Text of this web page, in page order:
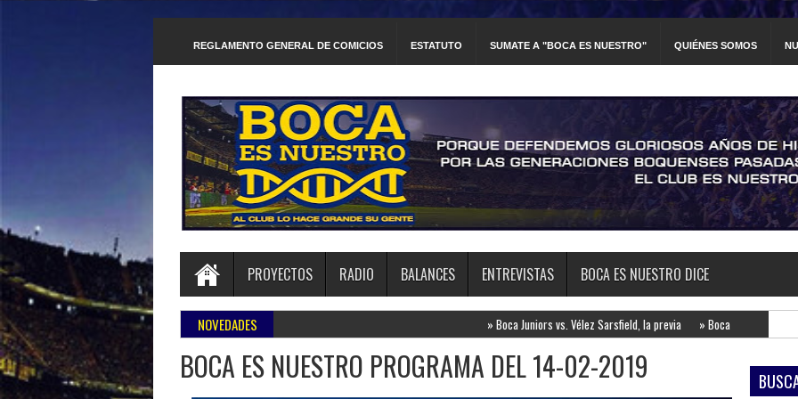
REGLAMENTO GENERAL DE COMICIOS ESTATUTO SUMATE A "BOCA ES NUESTRO" QUIÉNES SOMOS
PROYECTOS RADIO BALANCES ENTREVISTAS BOCA ES NUESTRO DICE
NOVEDADES Boca Juniors vs. Vélez Sarsfield, la previa »Boca Juniors vs. Estudiantes de la
BOCA ES NUESTRO PROGRAMA DEL 14-02-2019